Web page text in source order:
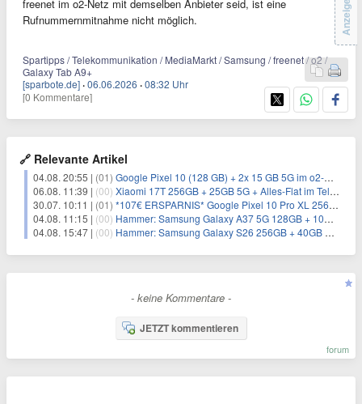
freenet im o2-Netz mit demselben Anbieter seid, ist eine
Rufnummernmitnahme nicht möglich.
Spartipps / Telekommunikation / MediaMarkt / Samsung / freenet / o2 /
Galaxy Tab A9+
[sparbote.de] ·06.06.2026 ·08:32 Uhr
[0 Kommentare]
Anzeige
🔗 Relevante Artikel
04.08. 20:55 | (01) Google Pixel 10 (128 GB) + 2x 15 GB 5G im o2-Netz für 13,98€/Monat (Trade-In)
06.08. 11:39 | (00) Xiaomi 17T 256GB + 25GB 5G + Alles-Flat im Telekom-Netz für 9,99€/Monat
30.07. 10:11 | (01) *107€ ERSPARNIS* Google Pixel 10 Pro XL 256GB + Unlimited O2-Netz für 29,99€/Monat
04.08. 11:15 | (00) Hammer: Samsung Galaxy A37 5G 128GB + 10GB 5G + Alles-Flat im o2-Netz für 6,99€/Monat
04.08. 15:47 | (00) Hammer: Samsung Galaxy S26 256GB + 40GB 5G + Alles-Flat im Vodafone-Netz für 24,99€/Monat
- keine Kommentare -
JETZT kommentieren
forum